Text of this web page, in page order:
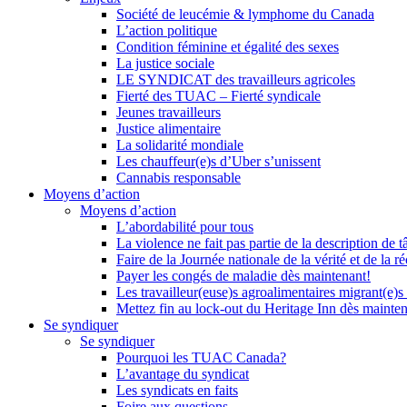
Société de leucémie & lymphome du Canada
L’action politique
Condition féminine et égalité des sexes
La justice sociale
LE SYNDICAT des travailleurs agricoles
Fierté des TUAC – Fierté syndicale
Jeunes travailleurs
Justice alimentaire
La solidarité mondiale
Les chauffeur(e)s d’Uber s’unissent
Cannabis responsable
Moyens d’action
Moyens d’action
L’abordabilité pour tous
La violence ne fait pas partie de la description de
Faire de la Journée nationale de la vérité et de la
Payer les congés de maladie dès maintenant!
Les travailleur(euse)s agroalimentaires
Mettez fin au lock-out du Heritage Inn dès
Se syndiquer
Se syndiquer
Pourquoi les TUAC Canada?
L’avantage du syndicat
Les syndicats en faits